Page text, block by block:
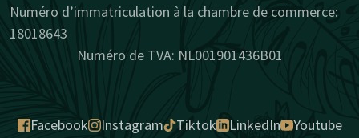
Numéro d’immatriculation à la chambre de commerce:
18018643
Numéro de TVA: NL001901436B01
Facebook Instagram Tiktok LinkedIn Youtube